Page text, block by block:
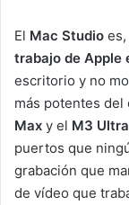
El Mac Studio
trabajo de Apple
escritorio y no
más potentes del
Max y el M3 Ultra
puertos que
grabación que
de vídeo que